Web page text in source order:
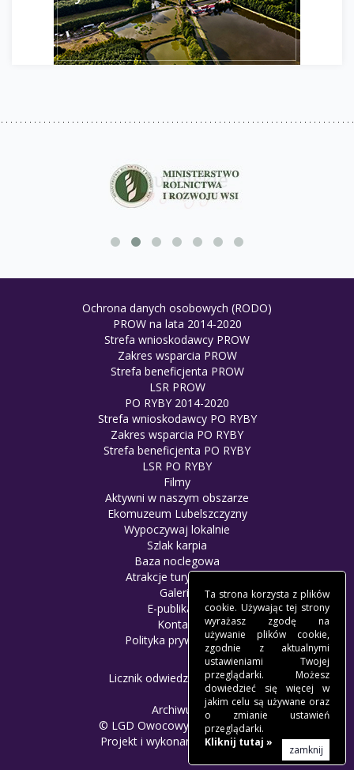
Ochrona danych osobowych (RODO)
PROW na lata 2014-2020
Strefa wnioskodawcy PROW
Zakres wsparcia PROW
Strefa beneficjenta PROW
LSR PROW
PO RYBY 2014-2020
Strefa wnioskodawcy PO RYBY
Zakres wsparcia PO RYBY
Strefa beneficjenta PO RYBY
LSR PO RYBY
Filmy
Aktywni w naszym obszarze
Ekomuzeum Lubelszczyzny
Wypoczywaj lokalnie
Szlak karpia
Baza noclegowa
Atrakcje turystyczne
Galeria
E-publikacje
Kontakt
Polityka prywatności
Licznik odwiedzin: 8377961
Archiwum
© LGD Owocowy Szlak - 2017.
Projekt i wykonanie -Freeline.
Ta strona korzysta z plików
cookie. Używając tej strony
wyrażasz zgodę na
używanie plików cookie,
zgodnie z aktualnymi
ustawieniami Twojej
przeglądarki. Możesz
dowiedzieć się więcej w
jakim celu są używane oraz
o zmianie ustawień
przeglądarki.
Kliknij tutaj »
zamknij